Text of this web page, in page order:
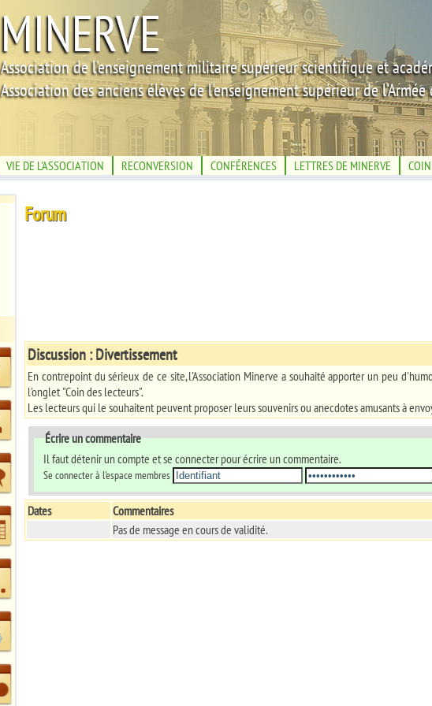
Association de l'enseignement militaire supérieur scientifique et
Association des anciens élèves de l'enseignement supérieur de l'Armée
MINERVE
VIE DE L'ASSOCIATION RECONVERSION CONFÉRENCES LETTRES DE MINERVE
Forum
Discussion : Divertissement
En contrepoint du sérieux de ce site, l'Association Minerve a souhaité apporter un peu
l'onglet "Coin des lecteurs".
Les lecteurs qui le souhaitent peuvent proposer leurs souvenirs ou anecdotes amusants à
Écrire un commentaire
Il faut détenir un compte et se connecter pour écrire un commentaire.
Se connecter à l'espace membres
Dates
Commentaires
Pas de message en cours de validité.